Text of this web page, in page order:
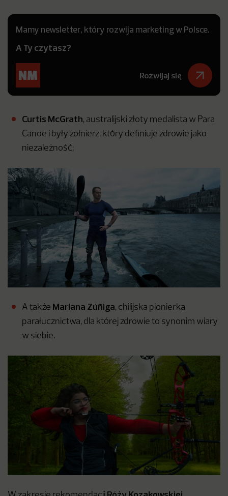
Mamy newsletter, który rozwija marketing w Polsce.
A Ty czytasz?
Rozwijaj się
Curtis McGrath, australijski złoty medalista w Para
Canoe i były żołnierz, który definiuje zdrowie jako
niezależność;
A także Mariana Zúñiga, chilijska pionierka
parałucznictwa, dla której zdrowie to synonim wiary
w siebie.